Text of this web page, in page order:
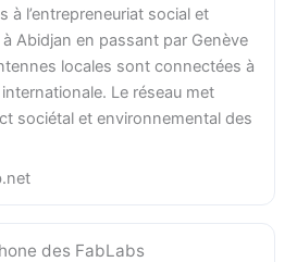
à l’entrepreneuriat social et
Abidjan en passant par Genève
locales sont connectées à
Le réseau met
sociétal et environnemental des
des FabLabs